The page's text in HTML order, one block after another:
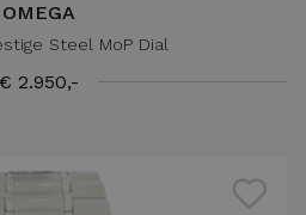
OMEGA
Steel MoP Dial
€ 2.950,-